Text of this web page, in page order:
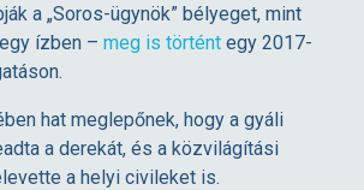
a „Soros-ügynök” bélyeget, mint
ízben – meg is történt egy 2017-
hat meglepőnek, hogy a gyáli
a derekát, és a közvilágítási
a helyi civileket is.